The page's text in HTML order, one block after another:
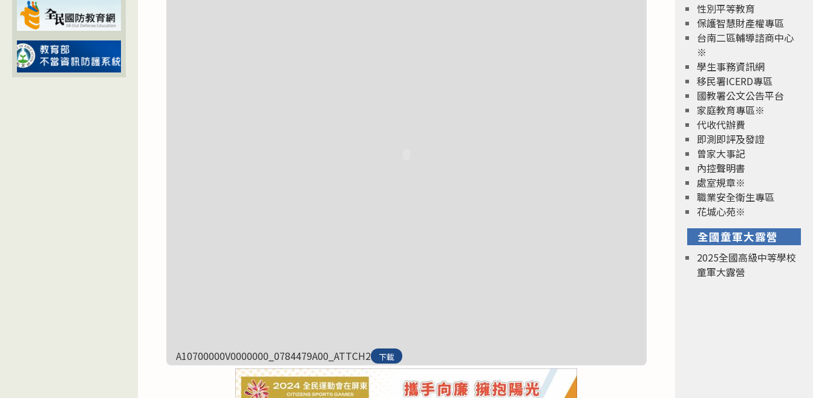
A10700000V0000000_0784479A00_ATTCH2 下載
性別平等教育
保護智慧財產權專區
台南二區輔導諮商中心
※
學生事務資訊網
移民署ICERD專區
國教署公文公告平台
家庭教育專區※
代收代辦費
即測即評及發證
曾家大事記
內控聲明書
處室規章※
職業安全衛生專區
花城心苑※
全國童軍大露營
2025全國高級中等學校
童軍大露營